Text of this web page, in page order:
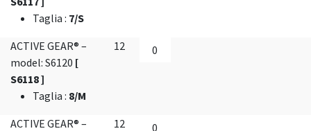
Taglia : 7/S
ACTIVE GEAR® –
model: S6120 [
S6118 ]
Taglia : 8/M
12
ACTIVE GEAR® –
12